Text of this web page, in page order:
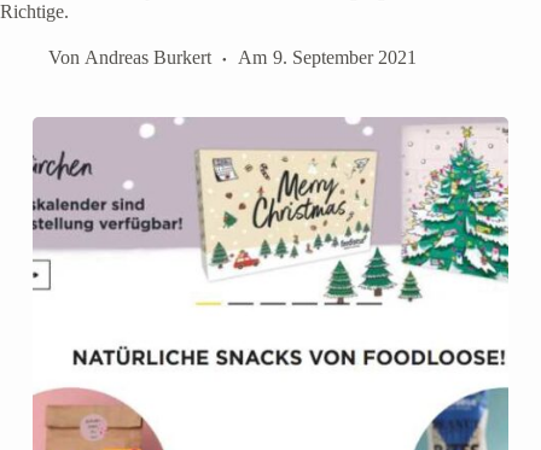
Richtige.
Von Andreas Burkert Am 9. September 2021